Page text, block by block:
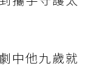
中他九歲就